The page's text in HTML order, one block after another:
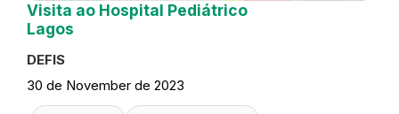
Visita ao Hospital Pediátrico
Lagos
DEFIS
30 de November de 2023